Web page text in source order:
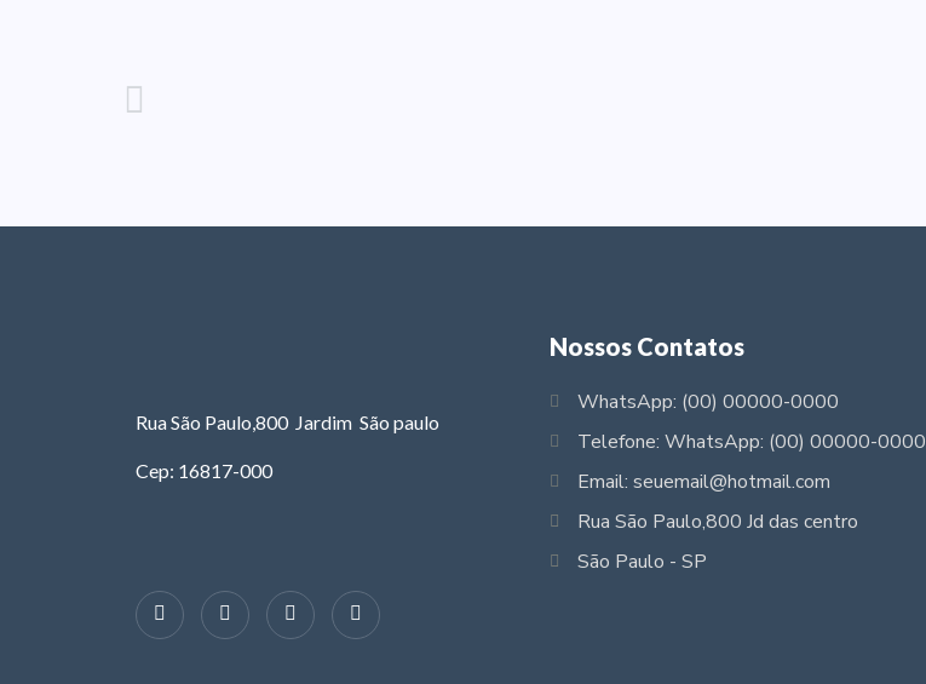
Rua São Paulo,800 Jardim São paulo
Cep: 16817-000
Nossos Contatos
WhatsApp: (00) 00000-0000
Telefone: WhatsApp: (00) 00000-0000
Email: seuemail@hotmail.com
Rua São Paulo,800 Jd das centro
São Paulo - SP